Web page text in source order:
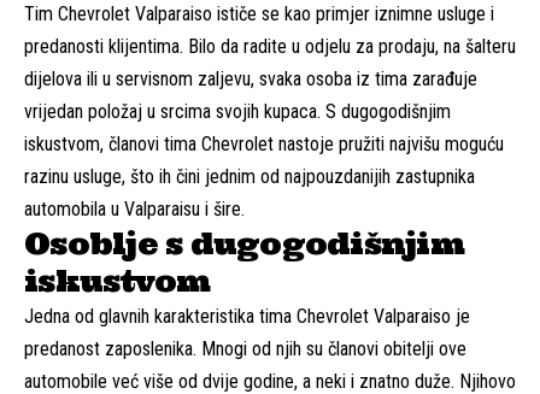
Tim Chevrolet Valparaiso ističe se kao primjer iznimne usluge i
predanosti klijentima. Bilo da radite u odjelu za prodaju, na šalteru
dijelova ili u servisnom zaljevu, svaka osoba iz tima zarađuje
vrijedan položaj u srcima svojih kupaca. S dugogodišnjim
iskustvom, članovi tima Chevrolet nastoje pružiti najvišu moguću
razinu usluge, što ih čini jednim od najpouzdanijih zastupnika
automobila u Valparaisu i šire.
Osoblje s dugogodišnjim
iskustvom
Jedna od glavnih karakteristika tima Chevrolet Valparaiso je
predanost zaposlenika. Mnogi od njih su članovi obitelji ove
automobile već više od dvije godine, a neki i znatno duže. Njihovo